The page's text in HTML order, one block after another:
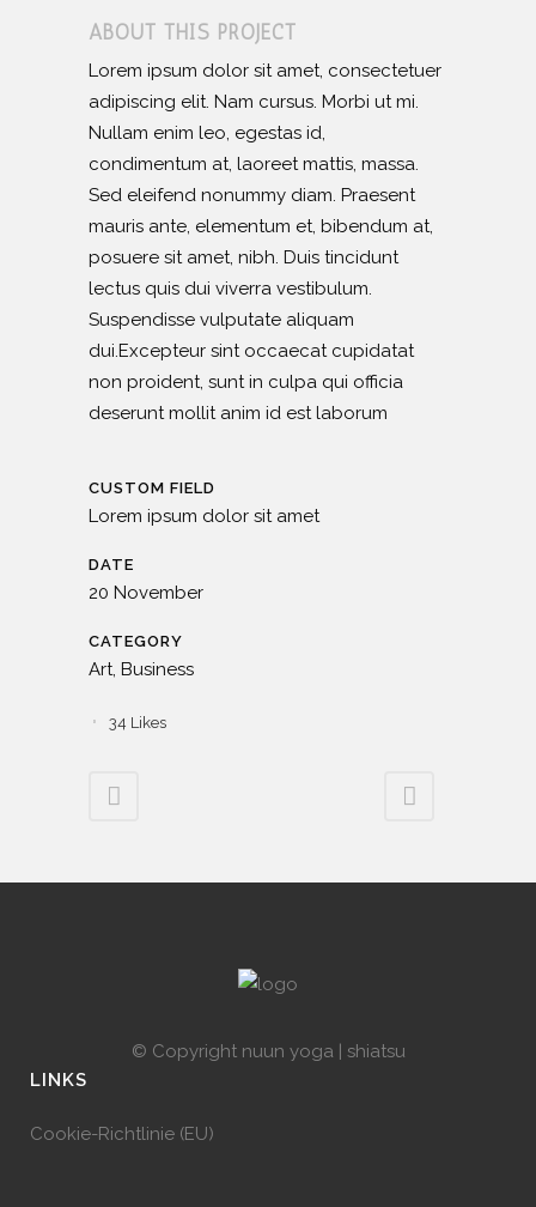
ABOUT THIS PROJECT
Lorem ipsum dolor sit amet, consectetuer
adipiscing elit. Nam cursus. Morbi ut mi.
Nullam enim leo, egestas id,
condimentum at, laoreet mattis, massa.
Sed eleifend nonummy diam. Praesent
mauris ante, elementum et, bibendum at,
posuere sit amet, nibh. Duis tincidunt
lectus quis dui viverra vestibulum.
Suspendisse vulputate aliquam
dui.Excepteur sint occaecat cupidatat
non proident, sunt in culpa qui officia
deserunt mollit anim id est laborum
CUSTOM FIELD
Lorem ipsum dolor sit amet
DATE
20 November
CATEGORY
Art, Business
34 Likes
© Copyright nuun yoga | shiatsu
LINKS
Cookie-Richtlinie (EU)